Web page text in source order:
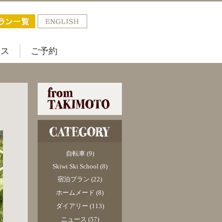
ご予約
自転車(9)
Skiwi Ski School (8)
宿泊プラン (22)
ホームメード (8)
ダイアリー (113)
ニュース (57)